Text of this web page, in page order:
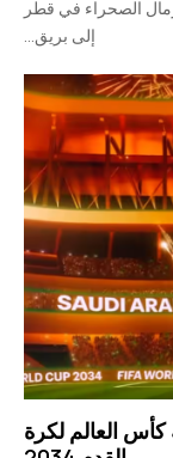
إثارة في روزنامة الفورمولا 1. من رمال الصحراء في قطر
إلى بريق...
العالم لكرة